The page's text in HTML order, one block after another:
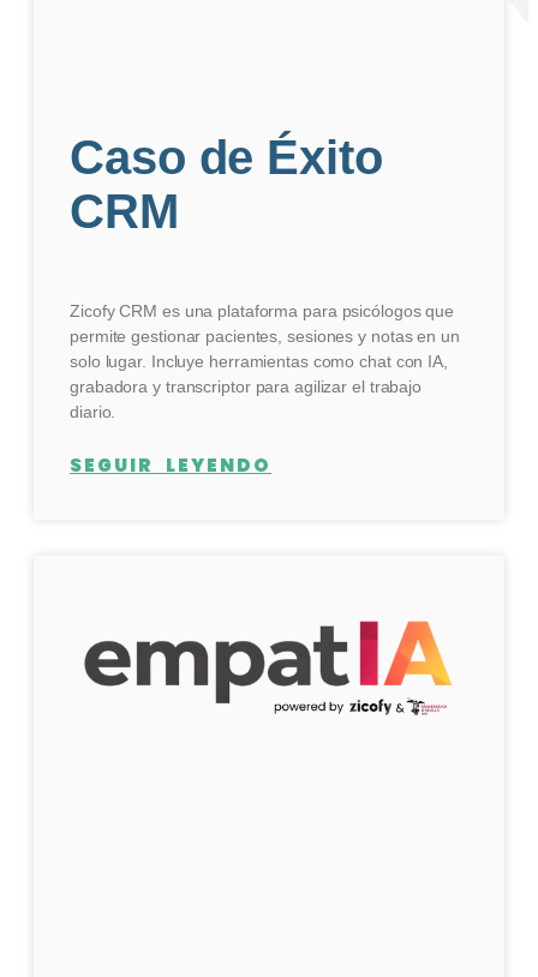
Caso de Éxito
CRM
Zicofy CRM es una plataforma para psicólogos que
permite gestionar pacientes, sesiones y notas en un
solo lugar. Incluye herramientas como chat con IA,
grabadora y transcriptor para agilizar el trabajo
diario.
SEGUIR LEYENDO